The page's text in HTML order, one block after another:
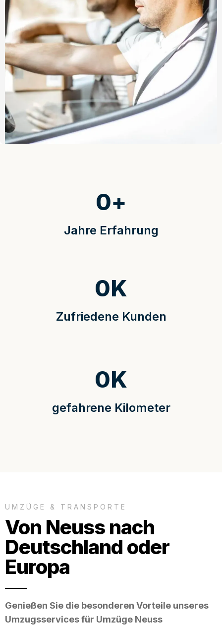
Jahre Erfahrung
0+
Zufriedene Kunden
0K
gefahrene Kilometer
0K
UMZÜGE & TRANSPORTE
Von Neuss nach
Deutschland oder
Europa
Genießen Sie die besonderen Vorteile unseres
Umzugsservices für Umzüge Neuss